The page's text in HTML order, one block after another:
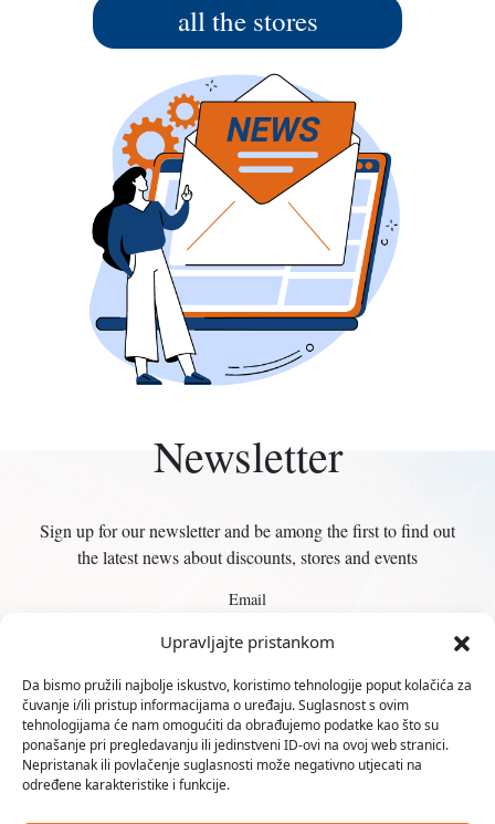
Upravljajte pristankom
Da bismo pružili najbolje iskustvo, koristimo tehnologije poput kolačića za
čuvanje i/ili pristup informacijama o uređaju. Suglasnost s ovim
tehnologijama će nam omogućiti da obrađujemo podatke kao što su
ponašanje pri pregledavanju ili jedinstveni ID-ovi na ovoj web stranici.
Nepristanak ili povlačenje suglasnosti može negativno utjecati na
određene karakteristike i funkcije.
all the stores
Newsletter
Sign up for our newsletter and be among the first to find out
the latest news about discounts, stores and events
Email
Karlovčanka d.o.o.